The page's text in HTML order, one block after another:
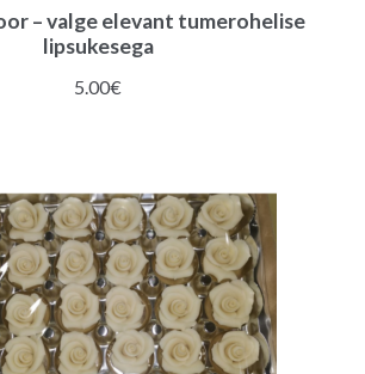
– valge elevant tumerohelise
lipsukesega
5.00€